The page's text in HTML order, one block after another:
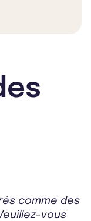
comme des
vous